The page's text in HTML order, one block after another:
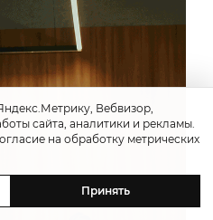
Вебвизор,
сайта, аналитики и рекламы.
на обработку метрических
Принять